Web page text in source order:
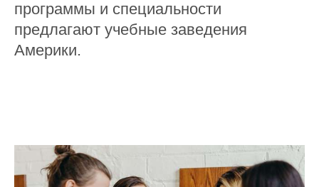
программы и специальности
предлагают учебные заведения
Америки.